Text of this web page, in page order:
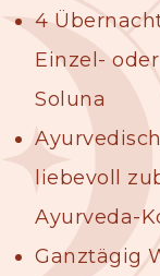
4
Einzel-
Soluna
liebevoll
Ayurveda-
Ganztägig